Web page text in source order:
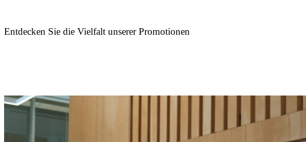
Entdecken Sie die Vielfalt unserer Promotionen